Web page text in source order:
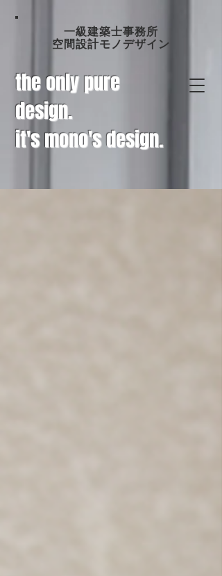
一級建築士事務所
空間設計モノデザイン
the only pure
design.
it's mono's design.